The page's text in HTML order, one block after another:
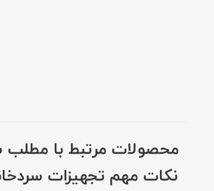
محصولات مرتبط با مطلب
نکات مهم تجهیزات